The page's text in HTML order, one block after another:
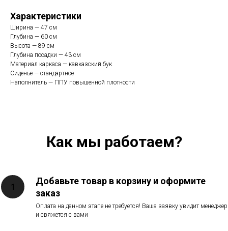
Характеристики
Ширина — 47 см
Глубина — 60 см
Высота — 89 см
Глубина посадки — 43 см
Материал каркаса — кавказский бук
Сиденье — стандартное
Наполнитель — ППУ повышенной плотности
Как мы работаем?
Добавьте товар в корзину и оформите
заказ
Оплата на данном этапе не требуется! Ваша заявку увидит менеджер
и свяжется с вами